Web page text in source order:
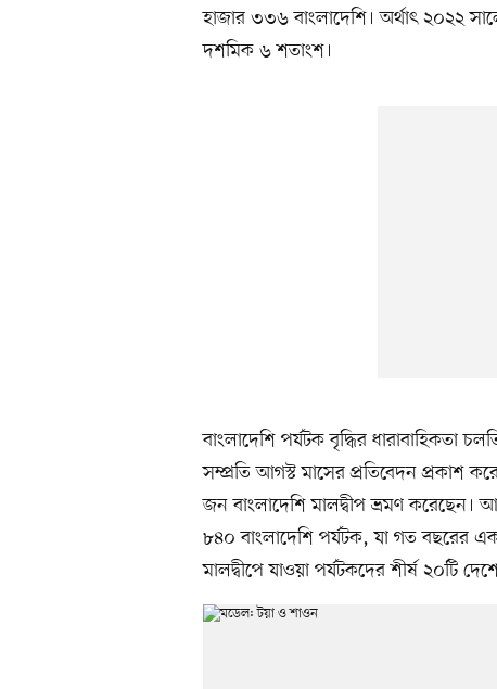
হাজার ৩৩৬ বাংলাদেশি। অর্থাৎ ২০২২
দশমিক ৬ শতাংশ।
বাংলাদেশি পর্যটক বৃদ্ধির ধারাবাহিকতা
সম্প্রতি আগস্ট মাসের প্রতিবেদন প্রকাশ
জন বাংলাদেশি মালদ্বীপ ভ্রমণ
৮৪০ বাংলাদেশি পর্যটক, যা গত বছরের
মালদ্বীপে যাওয়া পর্যটকদের শীর্ষ ২০টি